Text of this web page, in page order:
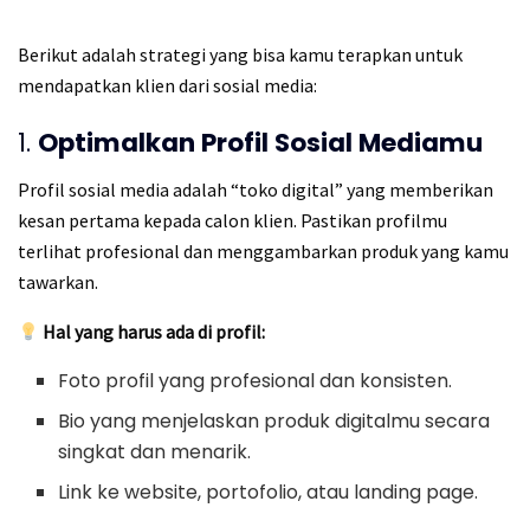
Berikut adalah strategi yang bisa kamu terapkan untuk
mendapatkan klien dari sosial media:
1. Optimalkan Profil Sosial Mediamu
Profil sosial media adalah “toko digital” yang memberikan
kesan pertama kepada calon klien. Pastikan profilmu
terlihat profesional dan menggambarkan produk yang kamu
tawarkan.
Hal yang harus ada di profil:
Foto profil yang profesional dan konsisten.
Bio yang menjelaskan produk digitalmu secara
singkat dan menarik.
Link ke website, portofolio, atau landing page.